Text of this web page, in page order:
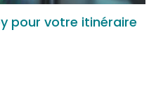
pour votre itinéraire